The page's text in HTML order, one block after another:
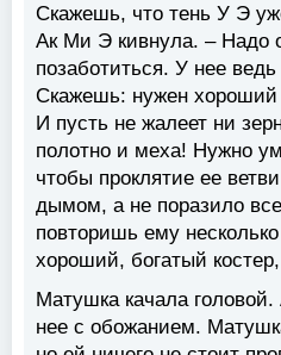
Скажешь, что тень У Э
Ак Ми Э кивнула. – Надо
позаботиться. У нее ведь
Скажешь: нужен хороший
И пусть не жалеет ни
полотно и меха! Нужно
чтобы проклятие ее
дымом, а не поразило
повторишь ему
хороший, богатый
Матушка качала
нее с обожанием.